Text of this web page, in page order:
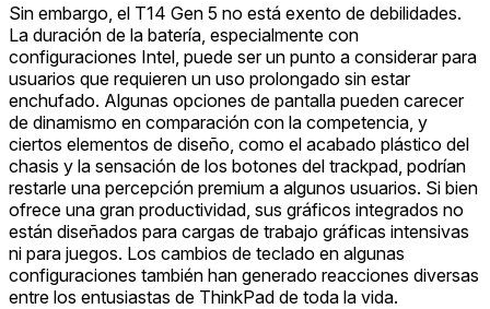
Sin embargo, el T14 Gen 5 no está exento de debilidades.
La duración de la batería, especialmente con
configuraciones Intel, puede ser un punto a considerar para
usuarios que requieren un uso prolongado sin estar
enchufado. Algunas opciones de pantalla pueden carecer
de dinamismo en comparación con la competencia, y
ciertos elementos de diseño, como el acabado plástico del
chasis y la sensación de los botones del trackpad, podrían
restarle una percepción premium a algunos usuarios. Si bien
ofrece una gran productividad, sus gráficos integrados no
están diseñados para cargas de trabajo gráficas intensivas
ni para juegos. Los cambios de teclado en algunas
configuraciones también han generado reacciones diversas
entre los entusiastas de ThinkPad de toda la vida.